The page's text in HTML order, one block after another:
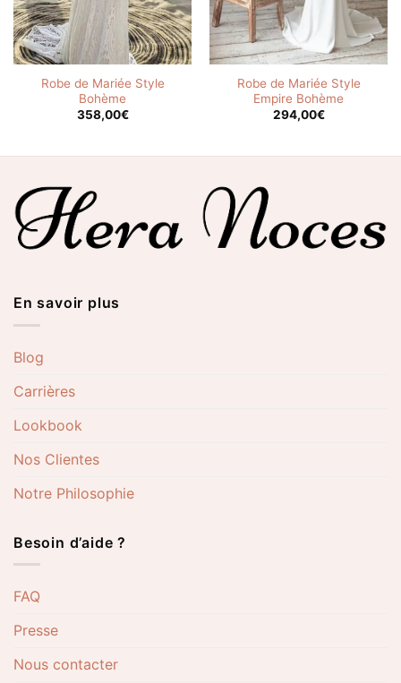
Robe de Mariée Style
Bohème
358,00€
Robe de Mariée Style
Empire Bohème
294,00€
En savoir plus
Blog
Carrières
Lookbook
Nos Clientes
Notre Philosophie
Besoin d’aide ?
FAQ
Presse
Nous contacter